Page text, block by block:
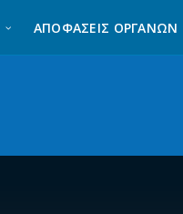
ΑΠΟΦΑΣΕΙΣ ΟΡΓΑΝΩΝ